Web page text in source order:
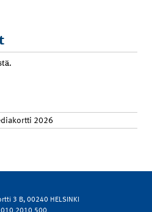
2026
3 B, 00240 HELSINKI
2010 500